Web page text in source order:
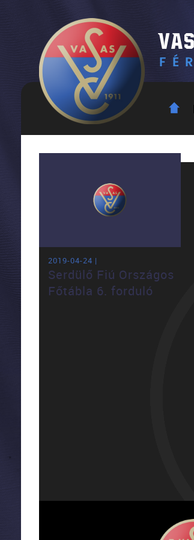
2019-04-24 |
Serdülő Fiú Országos
Főtábla 6. forduló